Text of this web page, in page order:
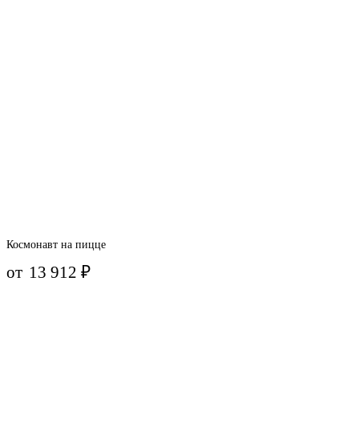
Космонавт на пицце
от 13 912₽